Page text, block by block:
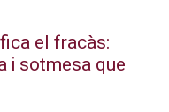
el fracàs:
i sotmesa que